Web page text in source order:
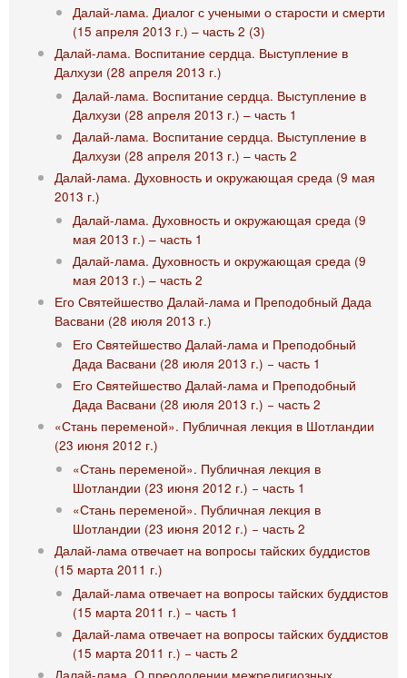
Далай-лама. Диалог с учеными о старости и смерти
(15 апреля 2013 г.) – часть 2 (3)
Далай-лама. Воспитание сердца. Выступление в
Далхузи (28 апреля 2013 г.)
Далай-лама. Воспитание сердца. Выступление в
Далхузи (28 апреля 2013 г.) – часть 1
Далай-лама. Воспитание сердца. Выступление в
Далхузи (28 апреля 2013 г.) – часть 2
Далай-лама. Духовность и окружающая среда (9 мая
2013 г.)
Далай-лама. Духовность и окружающая среда (9
мая 2013 г.) – часть 1
Далай-лама. Духовность и окружающая среда (9
мая 2013 г.) – часть 2
Его Святейшество Далай-лама и Преподобный Дада
Васвани (28 июля 2013 г.)
Его Святейшество Далай-лама и Преподобный
Дада Васвани (28 июля 2013 г.) − часть 1
Его Святейшество Далай-лама и Преподобный
Дада Васвани (28 июля 2013 г.) − часть 2
«Стань переменой». Публичная лекция в Шотландии
(23 июня 2012 г.)
«Стань переменой». Публичная лекция в
Шотландии (23 июня 2012 г.) − часть 1
«Стань переменой». Публичная лекция в
Шотландии (23 июня 2012 г.) − часть 2
Далай-лама отвечает на вопросы тайских буддистов
(15 марта 2011 г.)
Далай-лама отвечает на вопросы тайских буддистов
(15 марта 2011 г.) − часть 1
Далай-лама отвечает на вопросы тайских буддистов
(15 марта 2011 г.) − часть 2